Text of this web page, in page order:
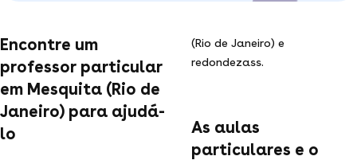
Encontre um
professor particular
em Mesquita (Rio de
Janeiro) para ajudá-
lo
(Rio de Janeiro) e
redondezass.
As aulas
particulares e o